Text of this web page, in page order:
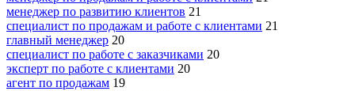
менеджер по развитию клиентов 21
специалист по продажам и работе с клиентами 21
главный менеджер 20
специалист по работе с заказчиками 20
эксперт по работе с клиентами 20
агент по продажам 19